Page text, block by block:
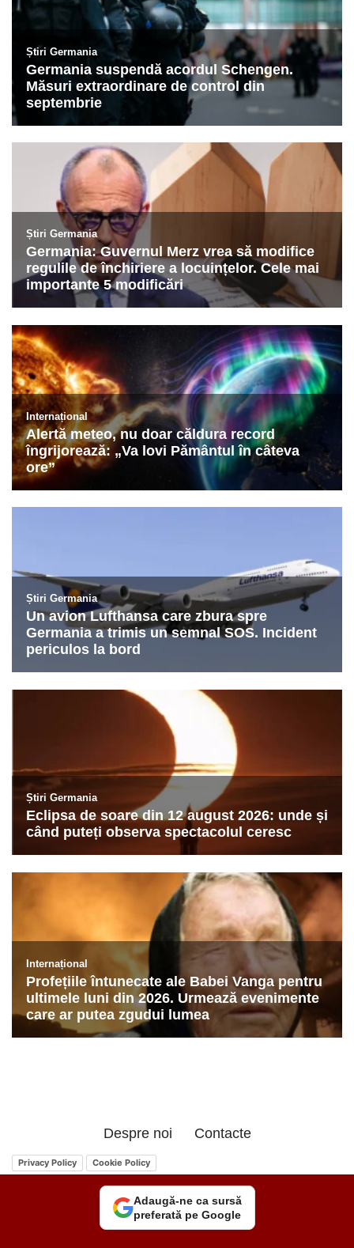
Despre noi Contacte
Privacy Policy Cookie Policy
Adaugă-ne ca sursă
preferată pe Google